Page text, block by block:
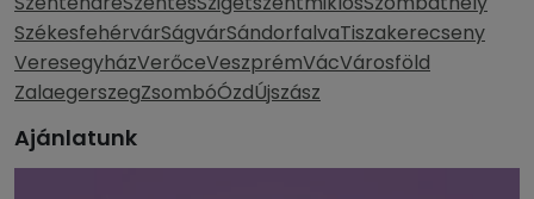
SzékesfehérvárSágvárSándorfalvaTiszakerecseny
VeresegyházVerőceVeszprémVácVárosföld
ZalaegerszegZsombóÓzdÚjszász
Ajánlatunk